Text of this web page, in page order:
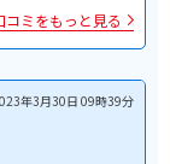
コミをもっと見る
年3月30日 09時39分